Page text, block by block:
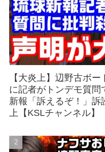
【大炎上】辺野古ボ
に記者がトンデモ質
新報「訴えるぞ！」訴
上【KSLチャンネル】